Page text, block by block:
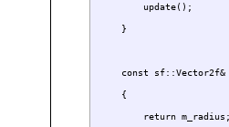
        update();
    }
const sf::Vector2f&
    {
        return m_radius;